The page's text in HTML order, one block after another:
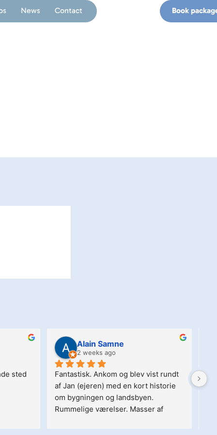
News Contact Book
sted
Alain Samne
2 weeks ago
Fantastisk. Ankom og blev vist rundt
af Jan (ejeren) med en kort historie
om bygningen og landsbyen.
Rummelige værelser. Masser af